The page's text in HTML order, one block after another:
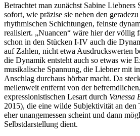
Betrachtet man zunächst Sabine Liebners
sofort, wie präzise sie neben den
rhythmischen Schichtungen, feinste
realisiert. „Nuancen“ wäre hier der völlig
schon in den Stücken I-IV auch die
auf Zahlen, nicht etwa Ausdruckswerten
die Dynamik entsteht auch so etwas wie
musikalische Spannung, die Liebner mit
Anschlag durchaus hörbar macht. Da
meilenweit entfernt von der
expressionistischen Lesart durch Vanessa
2015), die eine wilde Subjektivität an den
eher unangemessen scheint und dann
Selbstdarstellung dient.